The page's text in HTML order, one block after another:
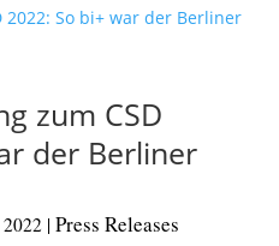
zum CSD
der Berliner
| Press Releases